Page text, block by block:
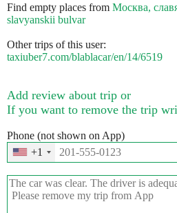
Find empty places from Москва,
slavyanskii bulvar
Other trips of this user:
taxiuber7.com/blablacar/en/14/6519
Add review about trip or
If you want to remove the trip
Phone (not shown on App)
+1